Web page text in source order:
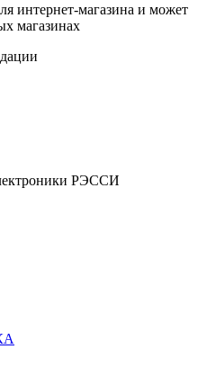
интернет-магазина и может
магазинах
РЭССИ